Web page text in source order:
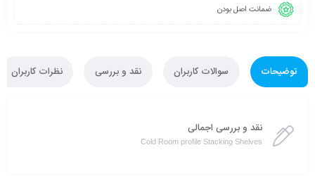
ضمانت اصل بودن
توضیحات سوالات کاربران نقد و بررسی نظرات کاربران
نقد و بررسی اجمالی
Cold Room profile Stacking Shelves